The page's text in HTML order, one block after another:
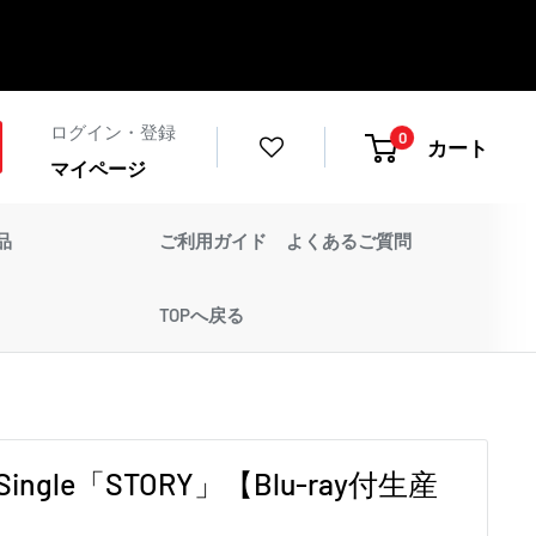
ログイン・登録
マイページ
0 カート
ご利用ガイド よくあるご質問
TOPへ戻る
「STORY」【Blu-ray付生産